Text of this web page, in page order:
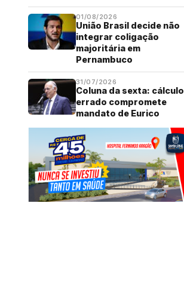
01/08/2026
União Brasil decide não
integrar coligação
majoritária em
Pernambuco
31/07/2026
Coluna da sexta: cálculo
errado compromete
mandato de Eurico